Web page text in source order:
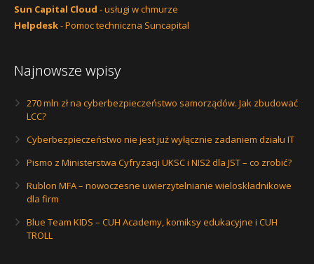
Sun Capital Cloud - usługi w chmurze
Helpdesk- Pomoc techniczna Suncapital
Najnowsze wpisy
270 mln zł na cyberbezpieczeństwo samorządów. Jak zbudować
LCC?
Cyberbezpieczeństwo nie jest już wyłącznie zadaniem działu IT
Pismo z Ministerstwa Cyfryzacji UKSC i NIS2 dla JST – co zrobić?
Rublon MFA – nowoczesne uwierzytelnianie wieloskładnikowe
dla firm
Blue Team KIDS – CUH Academy, komiksy edukacyjne i CUH
TROLL